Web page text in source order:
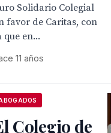
Solidario Colegial
favor de Caritas, con
que en...
11 años
Colegio de